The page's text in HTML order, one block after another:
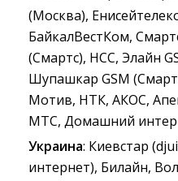
(Москва),
БайкалВестКом,
(Смартс), НСС, Элайн
Шупашкар GSM
Мотив, НТК, АКОС,
МТС, Домашний
Украина: Киевстар
интернет), Билайн,